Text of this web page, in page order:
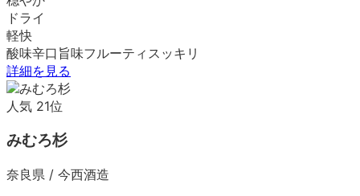
ドライ
軽快
酸味辛口 旨味フルーティ スッキリ
詳細を見る
人気 21位
みむろ杉
奈良県 / 今西酒造